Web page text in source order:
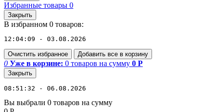
Избранные товары 0
Закрыть
В избранном 0 товаров:
12:04:09 - 03.08.2026
Очистить избранное Добавить все в корзину
0 Уже в корзине: 0 товаров на сумму 0 Р
Закрыть
08:51:32 - 06.08.2026
Вы выбрали 0 товаров на сумму